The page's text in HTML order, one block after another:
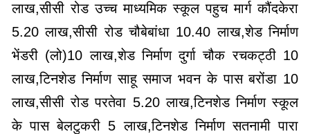
लाख,सीसी रोड उच्च माध्यमिक स्कूल पहुच मार्ग कौंदकेरा
5.20 लाख,सीसी रोड चौबेबांधा 10.40 लाख,शेड निर्माण
भेंडरी (लो)10 लाख,शेड निर्माण दुर्गा चौक रचकट्ठी 10
लाख,टिनशेड निर्माण साहू समाज भवन के पास बरोंडा 10
लाख,सीसी रोड परतेवा 5.20 लाख,टिनशेड निर्माण स्कूल
के पास बेलटुकरी 5 लाख,टिनशेड निर्माण सतनामी पारा